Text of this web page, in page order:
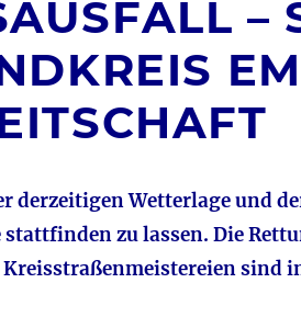
–
derzeitigen Wetterlage und
zu lassen. Die
sind